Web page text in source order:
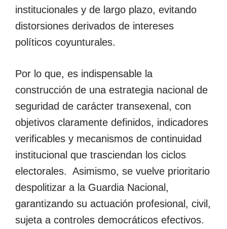
institucionales y de largo plazo, evitando
distorsiones derivados de intereses
políticos coyunturales.
Por lo que, es indispensable la
construcción de una estrategia nacional de
seguridad de carácter transexenal, con
objetivos claramente definidos, indicadores
verificables y mecanismos de continuidad
institucional que trasciendan los ciclos
electorales. Asimismo, se vuelve prioritario
despolitizar a la Guardia Nacional,
garantizando su actuación profesional, civil,
sujeta a controles democráticos efectivos.